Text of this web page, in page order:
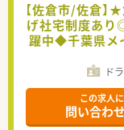
【佐倉市/佐倉
げ社宅制度あ
躍中◆千葉県メ
ド
この求人に
問い合わ